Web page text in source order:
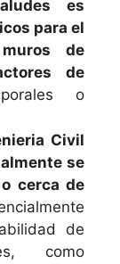
es
para el
de
de
o
Civil
se
cerca de
de
como